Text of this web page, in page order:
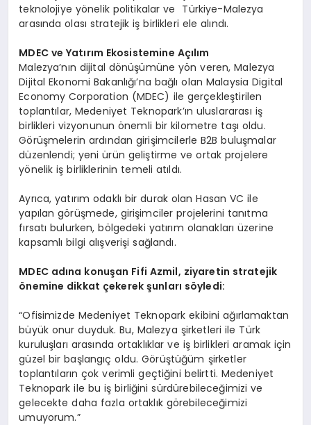
teknolojiye yönelik politikalar ve Türkiye-Malezya
arasında olası stratejik iş birlikleri ele alındı.
MDEC ve Yatırım Ekosistemine Açılım
Malezya’nın dijital dönüşümüne yön veren, Malezya
Dijital Ekonomi Bakanlığı’na bağlı olan Malaysia Digital
Economy Corporation (MDEC) ile gerçekleştirilen
toplantılar, Medeniyet Teknopark’ın uluslararası iş
birlikleri vizyonunun önemli bir kilometre taşı oldu.
Görüşmelerin ardından girişimcilerle B2B buluşmalar
düzenlendi; yeni ürün geliştirme ve ortak projelere
yönelik iş birliklerinin temeli atıldı.
Ayrıca, yatırım odaklı bir durak olan Hasan VC ile
yapılan görüşmede, girişimciler projelerini tanıtma
fırsatı bulurken, bölgedeki yatırım olanakları üzerine
kapsamlı bilgi alışverişi sağlandı.
MDEC adına konuşan Fifi Azmil, ziyaretin stratejik
önemine dikkat çekerek şunları söyledi:
“Ofisimizde Medeniyet Teknopark ekibini ağırlamaktan
büyük onur duyduk. Bu, Malezya şirketleri ile Türk
kuruluşları arasında ortaklıklar ve iş birlikleri aramak için
güzel bir başlangıç oldu. Görüştüğüm şirketler
toplantıların çok verimli geçtiğini belirtti. Medeniyet
Teknopark ile bu iş birliğini sürdürebileceğimizi ve
gelecekte daha fazla ortaklık görebileceğimizi
umuyorum.”